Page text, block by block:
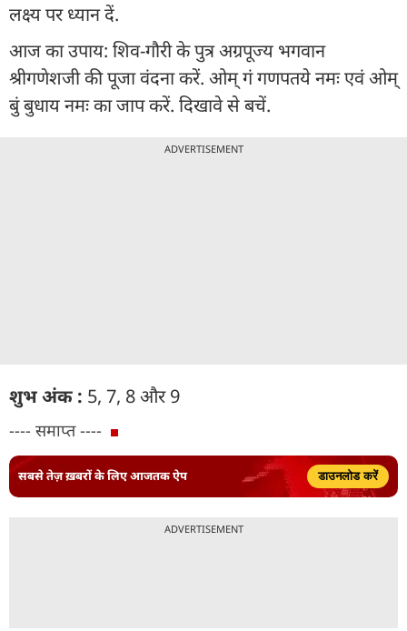
लक्ष्य पर ध्यान दें.
आज का उपाय: शिव-गौरी के पुत्र अग्रपूज्य भगवान
श्रीगणेशजी की पूजा वंदना करें. ओम् गं गणपतये नमः एवं ओम्
बुं बुधाय नमः का जाप करें. दिखावे से बचें.
ADVERTISEMENT
शुभ अंक : 5, 7, 8 और 9
---- समाप्त ----
सबसे तेज़ ख़बरों के लिए आजतक ऐप डाउनलोड करें
ADVERTISEMENT